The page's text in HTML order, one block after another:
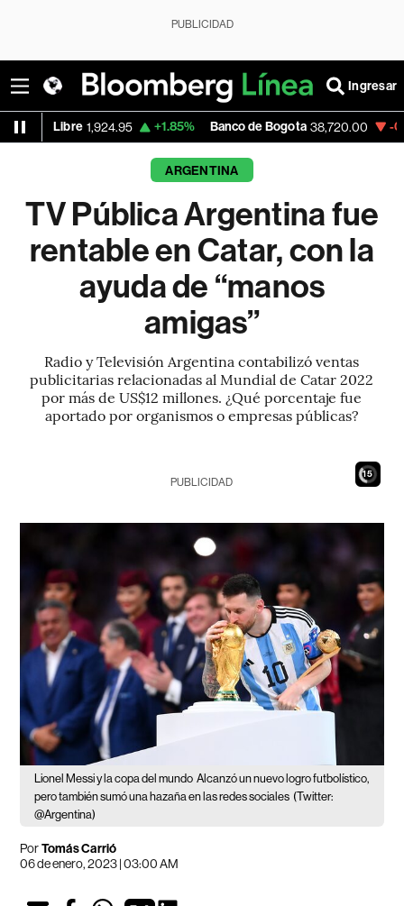
PUBLICIDAD
Ingresar
+1.85% Banco de Bogota 38,720.00 -0.21% Apple
ARGENTINA
TV Pública Argentina fue
rentable en Catar, con la
ayuda de “manos
amigas”
Radio y Televisión Argentina contabilizó ventas
publicitarias relacionadas al Mundial de Catar 2022
por más de US$12 millones. ¿Qué porcentaje fue
aportado por organismos o empresas públicas?
13
PUBLICIDAD
Lionel Messi y la copa del mundo Alcanzó un nuevo logro futbolístico,
pero también sumó una hazaña en las redes sociales (Twitter:
@Argentina)
PorTomás Carrió
06 de enero, 2023 | 03:00 AM